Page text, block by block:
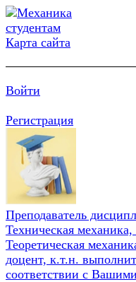
Карта сайта
Войти
Регистрация
Преподаватель
Техническая
Теоретическая
доцент, к.т.н.
соответствии с